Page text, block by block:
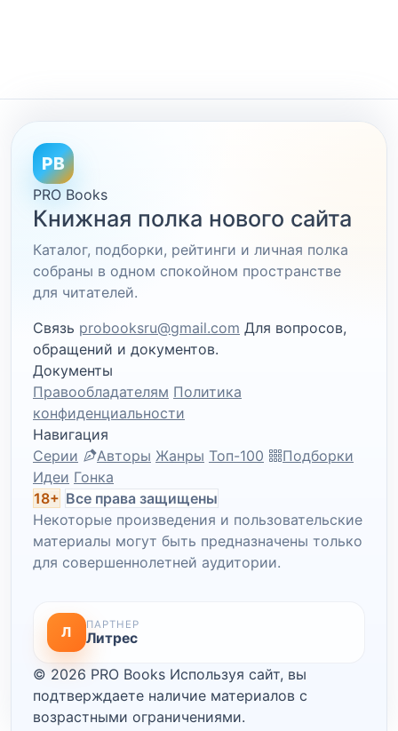
PB
PRO Books
Книжная полка нового сайта
Каталог, подборки, рейтинги и личная полка
собраны в одном спокойном пространстве
для читателей.
Связь probooksru@gmail.com Для вопросов,
обращений и документов.
Документы
Правообладателям Политика
конфиденциальности
Навигация
Серии
Авторы Жанры Топ-100
Подборки
Идеи Гонка
18+ Все права защищены
Некоторые произведения и пользовательские
материалы могут быть предназначены только
для совершеннолетней аудитории.
Л ПАРТНЕР
Литрес
© 2026 PRO Books Используя сайт, вы
подтверждаете наличие материалов с
возрастными ограничениями.